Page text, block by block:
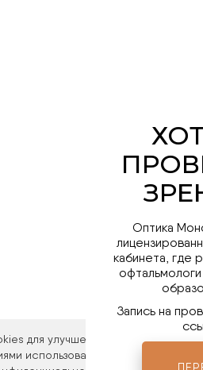
для улучшения работы сайта.
использования файлов cookies.
Оптика
кабинета, где
Запись на